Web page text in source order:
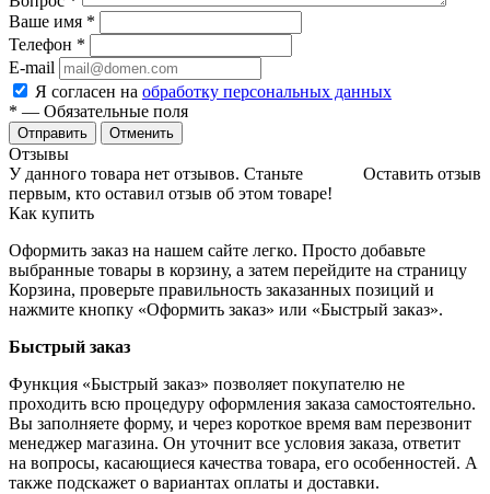
Ваше имя *
Телефон *
E-mail
Я согласен на обработку персональных данных
* — Обязательные поля
Отменить
Отзывы
Оставить отзыв
У данного товара нет отзывов. Станьте
первым, кто оставил отзыв об этом товаре!
Как купить
Оформить заказ на нашем сайте легко. Просто добавьте
выбранные товары в корзину, а затем перейдите на страницу
Корзина, проверьте правильность заказанных позиций и
нажмите кнопку «Оформить заказ» или «Быстрый заказ».
Быстрый заказ
Функция «Быстрый заказ» позволяет покупателю не
проходить всю процедуру оформления заказа самостоятельно.
Вы заполняете форму, и через короткое время вам перезвонит
менеджер магазина. Он уточнит все условия заказа, ответит
на вопросы, касающиеся качества товара, его особенностей. А
также подскажет о вариантах оплаты и доставки.